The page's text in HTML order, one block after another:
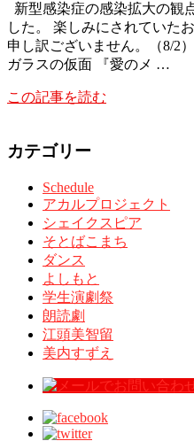
新型感染症の感染拡大の観
した。 楽しみにされていた
申し訳ございません。（8/2
ガラスの仮面 『愛のメ …
この記事を読む
カテゴリー
Schedule
アカルプロジェクト
シェイクスピア
そとばこまち
ダンス
よしもと
学生演劇祭
朗読劇
江頭美智留
美内すずえ